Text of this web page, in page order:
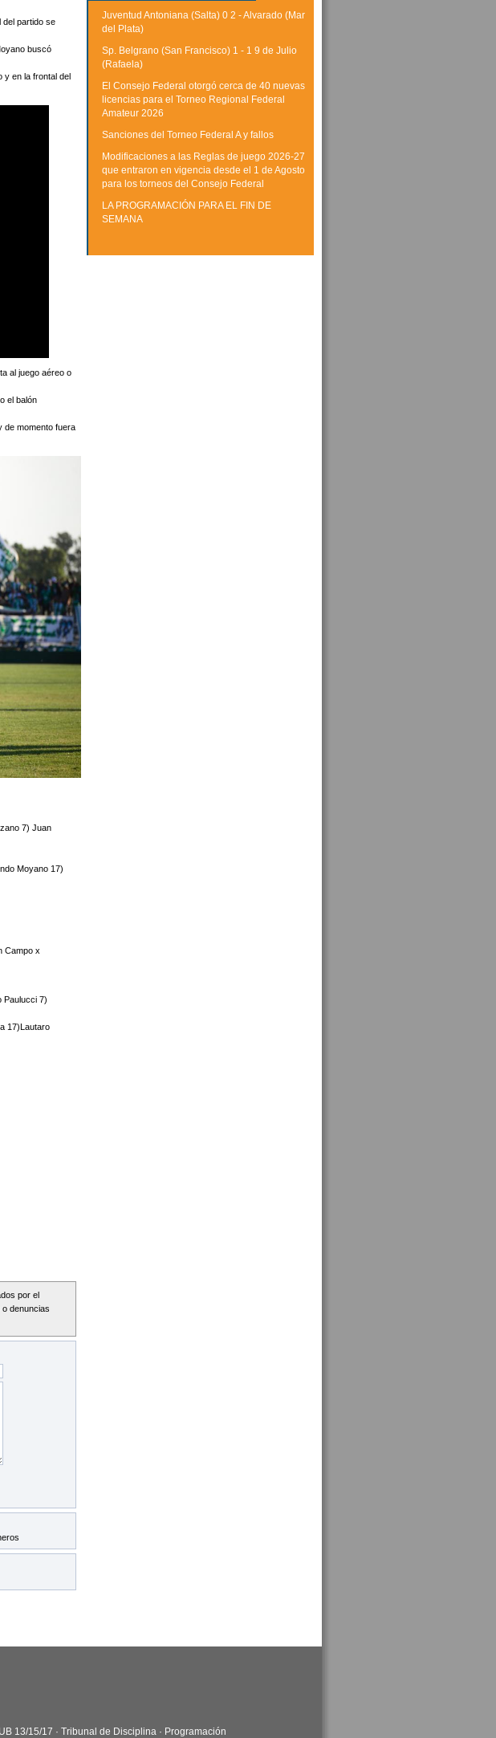
del partido se
buscó
y en la frontal del
al juego aéreo o
el balón
de momento fuera
7) Juan
Moyano 17)
Campo x
Paulucci 7)
17)Lautaro
por el
denuncias
Juventud Antoniana (Salta) 0 2 - Alvarado (Mar
del Plata)
Sp. Belgrano (San Francisco) 1 - 1 9 de Julio
(Rafaela)
El Consejo Federal otorgó cerca de 40 nuevas
licencias para el Torneo Regional Federal
Amateur 2026
Sanciones del Torneo Federal A y fallos
Modificaciones a las Reglas de juego 2026-27
que entraron en vigencia desde el 1 de Agosto
para los torneos del Consejo Federal
LA PROGRAMACIÓN PARA EL FIN DE
SEMANA
13/15/17 · Tribunal de Disciplina · Programación